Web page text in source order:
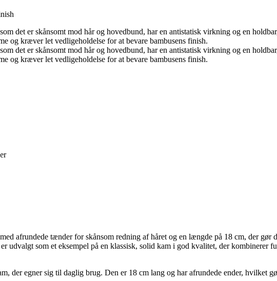
det er skånsomt mod hår og hovedbund, har en antistatisk virkning og en
og kræver let vedligeholdelse for at bevare bambusens finish.
det er skånsomt mod hår og hovedbund, har en antistatisk virkning og en
og kræver let vedligeholdelse for at bevare bambusens finish.
afrundede tænder for skånsom redning af håret og en længde på 18 cm, der gør
udvalgt som et eksempel på en klassisk, solid kam i god kvalitet, der kombinerer
der egner sig til daglig brug. Den er 18 cm lang og har afrundede ender, hvilket